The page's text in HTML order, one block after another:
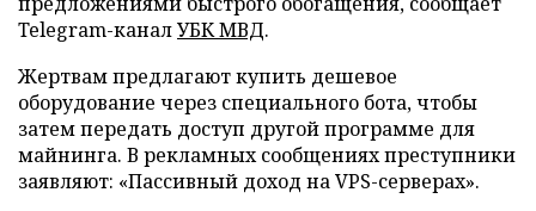
Telegram-каналУБК МВД.
Жертвам предлагают купить дешевое
оборудование через специального бота, чтобы
затем передать доступ другой программе для
майнинга. В рекламных сообщениях преступники
заявляют: «Пассивный доход на VPS-серверах».